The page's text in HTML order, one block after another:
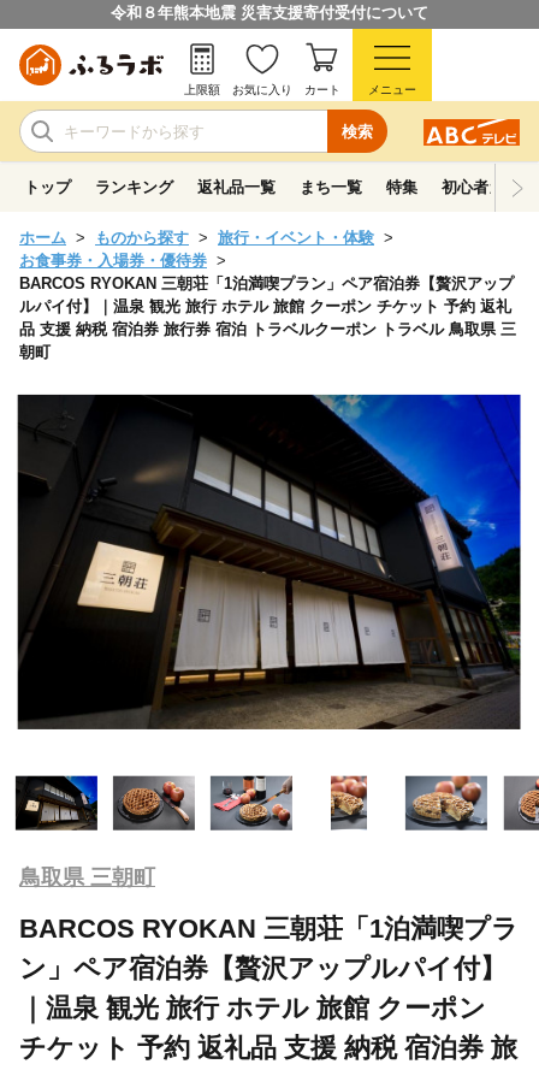
令和８年熊本地震 災害支援寄付受付について
検索
上限額 お気に入り カート メニュー
トップ ランキング 返礼品一覧 まち一覧 特集 初心者ガイド
ホーム ものから探す
旅行・イベント・体験
お食事券・入場券・優待券
BARCOS RYOKAN 三朝荘「1泊満喫プラン」ペア宿泊券【贅沢アップ
ルパイ付】｜温泉 観光 旅行 ホテル 旅館 クーポン チケット 予約 返礼
品 支援 納税 宿泊券 旅行券 宿泊 トラベルクーポン トラベル 鳥取県 三
朝町
鳥取県 三朝町
BARCOS RYOKAN 三朝荘「1泊満喫プラ
ン」ペア宿泊券【贅沢アップルパイ付】
｜温泉 観光 旅行 ホテル 旅館 クーポン
チケット 予約 返礼品 支援 納税 宿泊券 旅